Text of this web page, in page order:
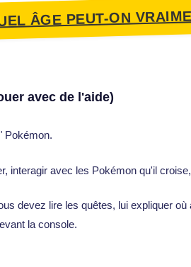
ÂGE PEUT-ON
avec de l'aide)
Pokémon.
interagir avec les Pokémon qu'il
devez lire les quêtes, lui expliquer
la console.